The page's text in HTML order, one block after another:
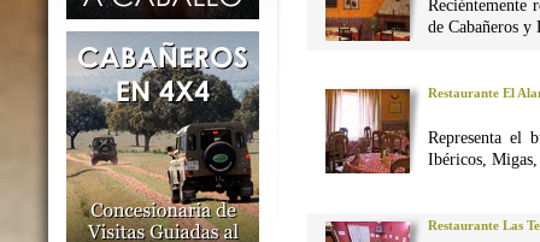
Reciéntemente
de Cabañeros y
Restaurante El
Representa el
Ibéricos, Migas,
Restaurante Las